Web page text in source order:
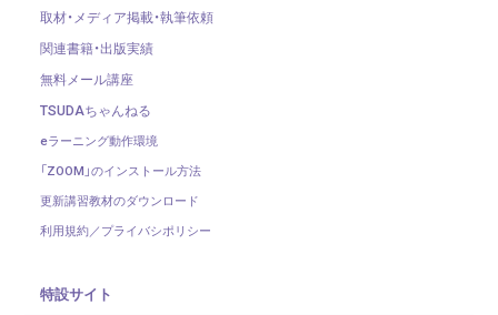
取材・メディア掲載・執筆依頼
関連書籍・出版実績
無料メール講座
TSUDAちゃんねる
eラーニング動作環境
「ZOOM」のインストール方法
更新講習教材のダウンロード
利用規約／プライバシポリシー
特設サイト